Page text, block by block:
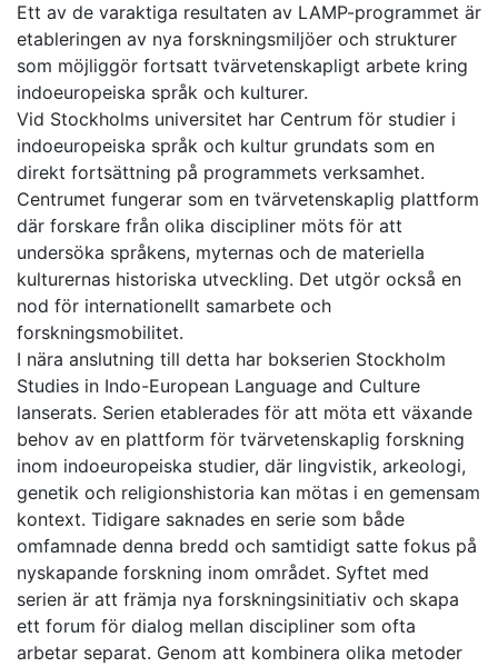
Ett av de varaktiga resultaten av LAMP-programmet är
etableringen av nya forskningsmiljöer och strukturer
som möjliggör fortsatt tvärvetenskapligt arbete kring
indoeuropeiska språk och kulturer.
Vid Stockholms universitet har Centrum för studier i
indoeuropeiska språk och kultur grundats som en
direkt fortsättning på programmets verksamhet.
Centrumet fungerar som en tvärvetenskaplig plattform
där forskare från olika discipliner möts för att
undersöka språkens, myternas och de materiella
kulturernas historiska utveckling. Det utgör också en
nod för internationellt samarbete och
forskningsmobilitet.
I nära anslutning till detta har bokserien Stockholm
Studies in Indo-European Language and Culture
lanserats. Serien etablerades för att möta ett växande
behov av en plattform för tvärvetenskaplig forskning
inom indoeuropeiska studier, där lingvistik, arkeologi,
genetik och religionshistoria kan mötas i en gemensam
kontext. Tidigare saknades en serie som både
omfamnade denna bredd och samtidigt satte fokus på
nyskapande forskning inom området. Syftet med
serien är att främja nya forskningsinitiativ och skapa
ett forum för dialog mellan discipliner som ofta
arbetar separat. Genom att kombinera olika metoder